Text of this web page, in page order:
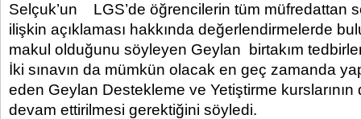
Selçuk’un LGS’de öğrencilerin tüm müfredattan
ilişkin açıklaması hakkında değerlendirmelerde
makul olduğunu söyleyen Geylan birtakım tedbirler
İki sınavın da mümkün olacak en geç zamanda
eden Geylan Destekleme ve Yetiştirme
devam ettirilmesi gerektiğini söyledi.